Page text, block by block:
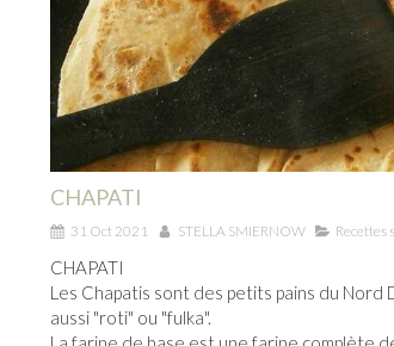
CHAPATI
31 Oct 2021 STELLA SMIERNOW Recettes
CHAPATI
Les Chapatis sont des petits pains du Nord
aussi "roti" ou "fulka".